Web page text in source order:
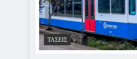
ΤΆΣΕΙΣ